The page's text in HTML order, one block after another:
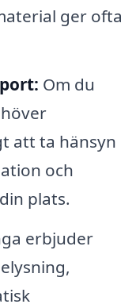
ger ofta
Om du
att ta hänsyn
och
plats.
erbjuder